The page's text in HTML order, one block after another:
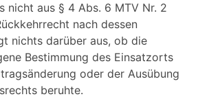
nicht aus § 4 Abs. 6 MTV Nr. 2
nach dessen
nichts darüber aus, ob die
Bestimmung des Einsatzorts
oder der Ausübung
beruhte.